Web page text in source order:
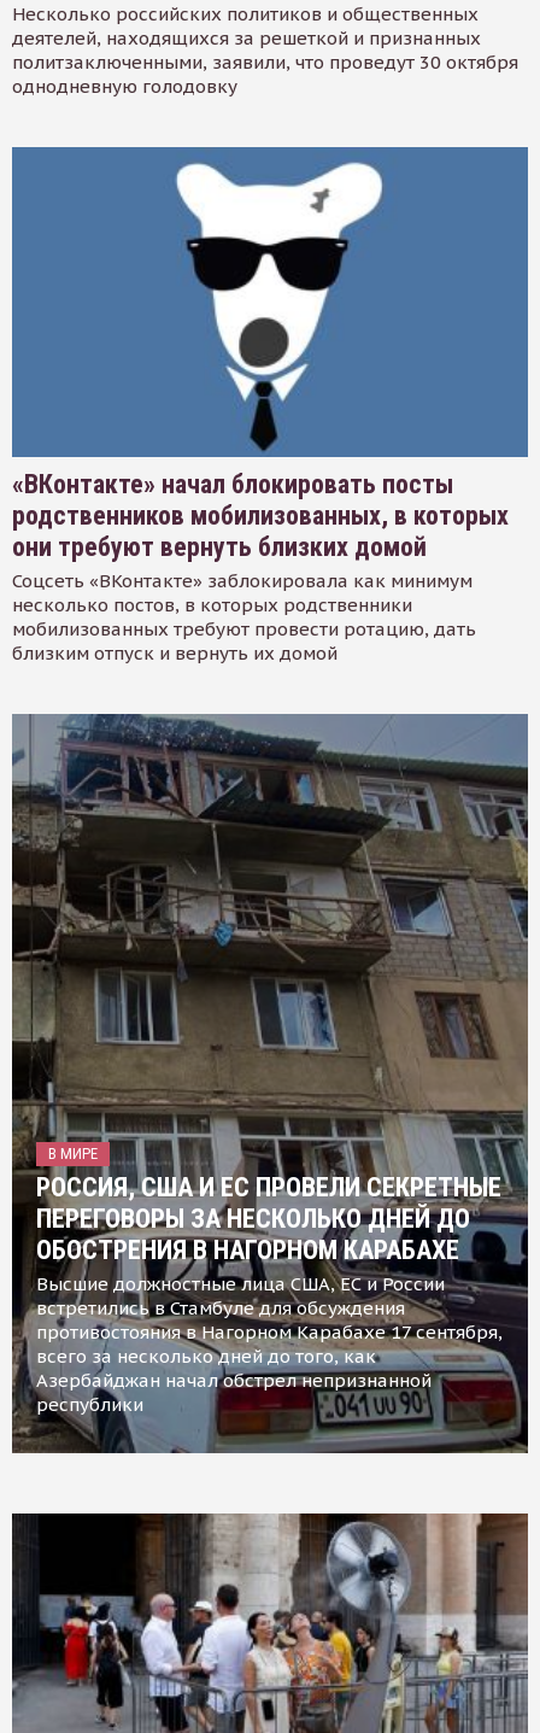
Несколько российских политиков и общественных
деятелей, находящихся за решеткой и признанных
политзаключенными, заявили, что проведут 30 октября
однодневную голодовку
«ВКонтакте» начал блокировать посты
родственников мобилизованных, в которых
они требуют вернуть близких домой
Соцсеть «ВКонтакте» заблокировала как минимум
несколько постов, в которых родственники
мобилизованных требуют провести ротацию, дать
близким отпуск и вернуть их домой
В МИРЕ
РОССИЯ, США И ЕС ПРОВЕЛИ СЕКРЕТНЫЕ
ПЕРЕГОВОРЫ ЗА НЕСКОЛЬКО ДНЕЙ ДО
ОБОСТРЕНИЯ В НАГОРНОМ КАРАБАХЕ
Высшие должностные лица США, ЕС и России
встретились в Стамбуле для обсуждения
противостояния в Нагорном Карабахе 17 сентября,
всего за несколько дней до того, как
Азербайджан начал обстрел непризнанной
республики